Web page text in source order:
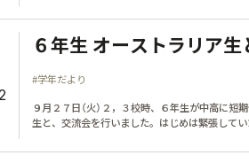
保護者の方たちに見ていただくことでさらに張
５、６年生の組体操も、練習の成果を発揮し、
た。
６年生 オーストラリア
#学年だより
９月２７日（火）２，３校時、６年生が中高に短
生と、交流会を行いました。はじめは緊張して
きました。笑顔で過ごした楽しいひと時でした。